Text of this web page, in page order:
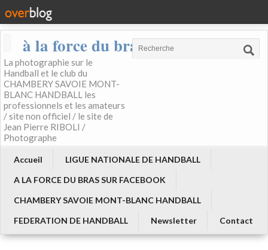
à la force du bras
La photographie sur le
Handball et le club du
CHAMBERY SAVOIE MONT-
BLANC HANDBALL les
professionnels et les amateurs
/ site non officiel / le site de
Jean Pierre RIBOLI /
Photographe
Accueil
LIGUE NATIONALE DE HANDBALL
A LA FORCE DU BRAS SUR FACEBOOK
CHAMBERY SAVOIE MONT-BLANC HANDBALL
FEDERATION DE HANDBALL
Newsletter Contact